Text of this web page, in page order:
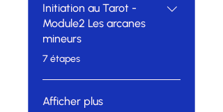
Initiation au Tarot -
Module2 Les arcanes
mineurs
.7 étapes
Afficher plus